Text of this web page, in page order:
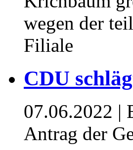
wegen der
Filiale
CDU
07.06.2022 |
Antrag der